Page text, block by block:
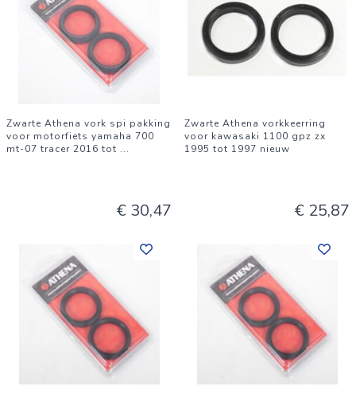
Zwarte Athena vork spi pakking
voor motorfiets yamaha 700
mt-07 tracer 2016 tot ...
€ 30,47
Zwarte Athena vorkkeerring
voor kawasaki 1100 gpz zx
1995 tot 1997 nieuw
€ 25,87